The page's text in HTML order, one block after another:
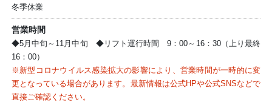
冬季休業
営業時間
◆5月中旬～11月中旬 ◆リフト運行時間 9：00～16：30（上り最終
16：00）
※新型コロナウイルス感染拡大の影響により、営業時間が一時的に変
更となっている場合があります。最新情報は公式HPや公式SNSなどで
直接ご確認ください。